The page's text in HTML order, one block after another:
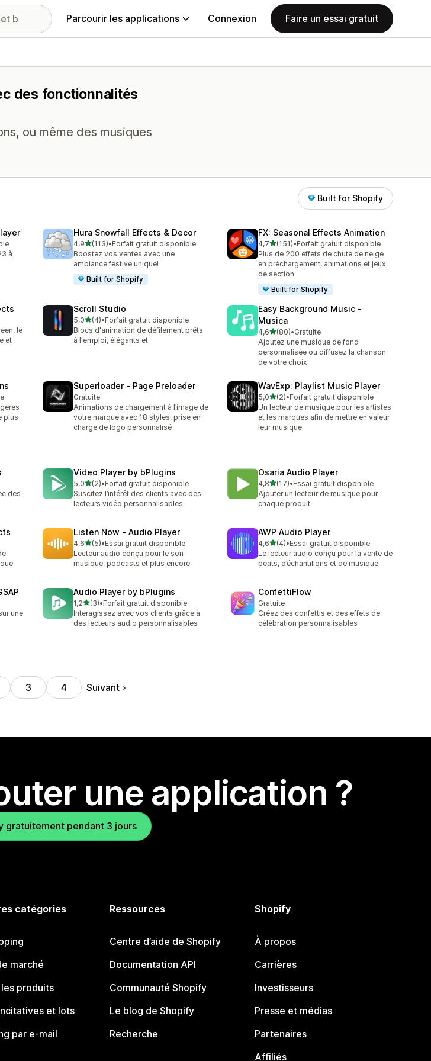
Parcourir les applications Connexion Faire un essai gratuit
des fonctionnalités
ou même des musiques
Built for Shopify
à
Hura Snowfall Effects & Decor
4,9étoile(s) sur 5
(113)
113 avis au total
•Forfait gratuit disponible
Boostez vos ventes avec une
ambiance festive unique!
Built for Shopify
FX: Seasonal Effects Animation
4,7étoile(s) sur 5
(151)
151 avis au total
•Forfait gratuit disponible
Plus de 200 effets de chute de neige
en préchargement, animations et jeux
de section
Built for Shopify
le
et
Scroll Studio
5,0étoile(s) sur 5
(4)
4 avis au total
•Forfait gratuit disponible
Blocs d'animation de défilement prêts
à l'emploi, élégants et
Easy Background Music ‑
Musica
4,6étoile(s) sur 5
(80)
80 avis au total
•Gratuite
Ajoutez une musique de fond
personnalisée ou diffusez la chanson
de votre choix
plus
Superloader ‑ Page Preloader
Gratuite
Animations de chargement à l’image de
votre marque avec 18 styles, prise en
charge de logo personnalisé
WavExp: Playlist Music Player
5,0étoile(s) sur 5
(2)
2 avis au total
•Forfait gratuit disponible
Un lecteur de musique pour les artistes
et les marques afin de mettre en valeur
leur musique.
des
Video Player by bPlugins
5,0étoile(s) sur 5
(2)
2 avis au total
•Forfait gratuit disponible
Suscitez l’intérêt des clients avec des
lecteurs vidéo personnalisables
Osaria Audio Player
4,8étoile(s) sur 5
(17)
17 avis au total
•Essai gratuit disponible
Ajouter un lecteur de musique pour
chaque produit
Listen Now ‑ Audio Player
4,6étoile(s) sur 5
(5)
5 avis au total
•Essai gratuit disponible
Lecteur audio conçu pour le son :
musique, podcasts et plus encore
AWP Audio Player
4,6étoile(s) sur 5
(4)
4 avis au total
•Essai gratuit disponible
Le lecteur audio conçu pour la vente de
beats, d’échantillons et de musique
une
Audio Player by bPlugins
1,2étoile(s) sur 5
(3)
3 avis au total
•Forfait gratuit disponible
Interagissez avec vos clients grâce à
des lecteurs audio personnalisables
ConfettiFlow
Gratuite
Créez des confettis et des effets de
célébration personnalisables
3 4 Suivant
une application ?
gratuitement pendant 3 jours
catégories
marché
les produits
et lots
par e-mail
Ressources
Centre d’aide de Shopify
Documentation API
Communauté Shopify
Le blog de Shopify
Recherche
Shopify
À propos
Carrières
Investisseurs
Presse et médias
Partenaires
Affiliés